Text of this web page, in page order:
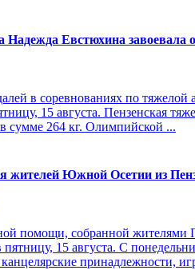
Надежда Евстюхина завоевала
в соревнованиях по тяжелой
15 августа. Пензенская
сумме 264 кг. Олимпийской ...
жителей Южной Осетии из
помощи, собранной жителями
пятницу, 15 августа. С
принадлежности,